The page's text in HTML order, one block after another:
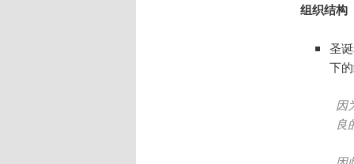
组织结构
圣
下
因
良